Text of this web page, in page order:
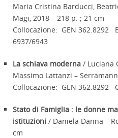
Maria Cristina Barducci,
Magi, 2018 – 218 p. ; 21 cm
Collocazione: GEN 362.8292
6937/6943
La schiava moderna / Luciana
Massimo Lattanzi –
Collocazione: GEN 362.8292
Stato di Famiglia : le donne
istituzioni / Daniela Danna –
cm